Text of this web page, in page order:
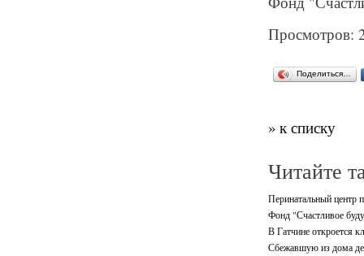
Просмотров:
Поделиться…
» к списку
Читайте
Перинатальный центр
Фонд "Счастливое
В Гатчине откроется
Сбежавшую из дома